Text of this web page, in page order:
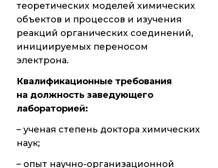
теоретических моделей химических
объектов и процессов и изучения
реакций органических соединений,
инициируемых переносом
электрона.
Квалификационные требования
на должность заведующего
лабораторией:
– ученая степень доктора химических
наук;
– опыт научно-организационной